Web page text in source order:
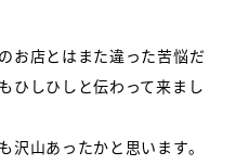
お店とはまた違った苦悩だ
ひしひしと伝わって来まし
山あったかと思います。